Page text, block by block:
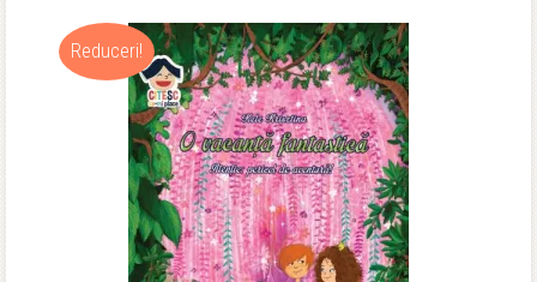
Reduceri!